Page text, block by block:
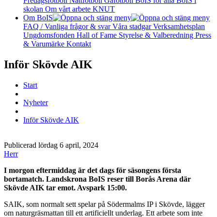
skolan Om vårt arbete KNUT
Om BoIS
FAQ / Vanliga frågor & svarVåra stadgarVerksamhetsplan
Ungdomsfonden Hall of Fame Styrelse & Valberedning Press
& Varumärke Kontakt
Inför Skövde AIK
Start
Nyheter
Inför Skövde AIK
Publicerad lördag 6 april, 2024
Herr
I morgon eftermiddag är det dags för säsongens första
bortamatch. Landskrona BoIS reser till Borås Arena där
Skövde AIK tar emot. Avspark 15:00.
SAIK, som normalt sett spelar på Södermalms IP i Skövde, lägger
om naturgräsmattan till ett artificiellt underlag. Ett arbete som inte